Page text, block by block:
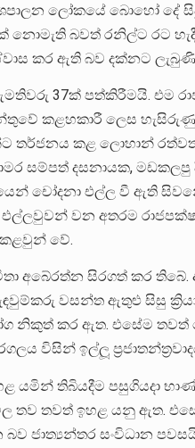
ලෝකයේ බොහෝ දේ
බවත් රනිල්ට රට
කර ඇති බව දක්නට
37ක් පත්කිරීමයි. එම
කළහකාරී ලෙස
කළ ලොහාන්
සම්පත් දසනායක, මඩකලපු
චෝදනා එල්ල වී ඇති
වන අතරම
කළවුන් වේ.
අබේරත්න සිරගත් කර තිබේ.
වසන්ත ඇතුළු සිසු
නිකුත් කර ඇත. එසේම
විසින් ඉල්ලූ
තිබියදීම පසුගියදා
තව තවත් ඉහළ යනු ඇත.
ජාත්‍යන්තර සංවිධාන